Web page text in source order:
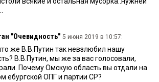
"Очевидность" 5 июня 2019 в 10:57:
же В.В.Путин так невзлюбил нашу
В.В.Путин, мы же за вас голосовали,
Почему Омскую область вы отдали на
ебургской ОПГ и партии СР?